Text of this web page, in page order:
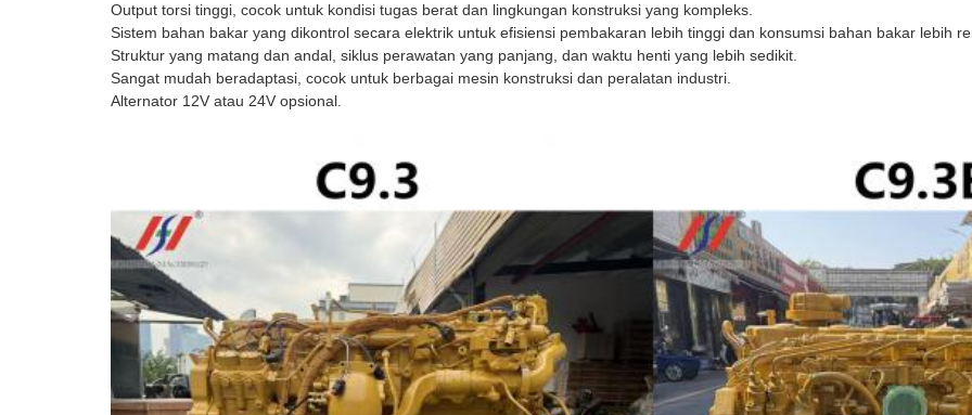
Output torsi tinggi, cocok untuk kondisi tugas berat dan lingkungan konstruksi yang kompleks.
Sistem bahan bakar yang dikontrol secara elektrik untuk efisiensi pembakaran lebih tinggi dan konsumsi bahan bakar lebih
Struktur yang matang dan andal, siklus perawatan yang panjang, dan waktu henti yang lebih sedikit.
Sangat mudah beradaptasi, cocok untuk berbagai mesin konstruksi dan peralatan industri.
Alternator 12V atau 24V opsional.